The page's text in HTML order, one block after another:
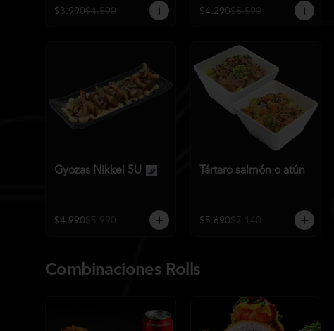
$3.990$4.590 $4.290$5.590
Gyozas Nikkei 5U
$4.990$5.990
Tártaro salmón o atún
$5.690$7.140
Combinaciones Rolls